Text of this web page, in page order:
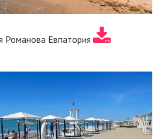
Романова Евпатория